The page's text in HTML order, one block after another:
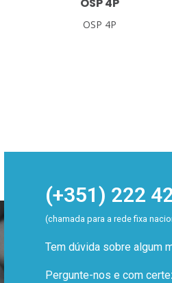
OSP 4P
(+351) 222
(chamada para a rede fixa
Tem dúvida sobre algum
Pergunte-nos e com